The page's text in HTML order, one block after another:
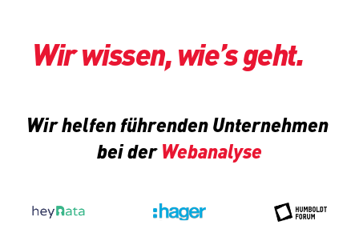
Wir wissen, wie’s geht.
Wir helfen führenden Unternehmen
bei der Webanalyse